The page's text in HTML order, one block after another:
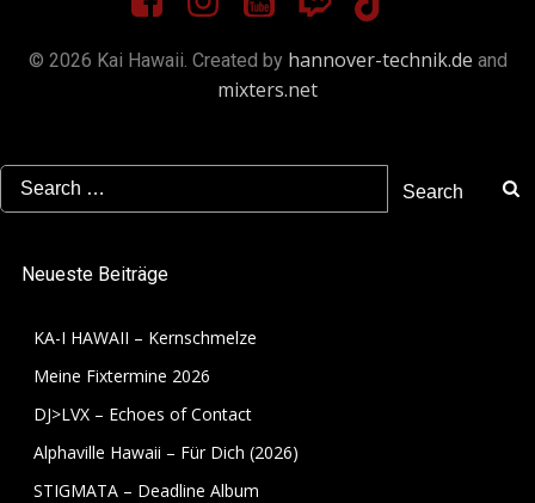
© 2026 Kai Hawaii. Created by hannover-technik.de and
mixters.net
Search
for:
Neueste Beiträge
KA-I HAWAII – Kernschmelze
Meine Fixtermine 2026
DJ>LVX – Echoes of Contact
Alphaville Hawaii – Für Dich (2026)
STIGMATA – Deadline Album